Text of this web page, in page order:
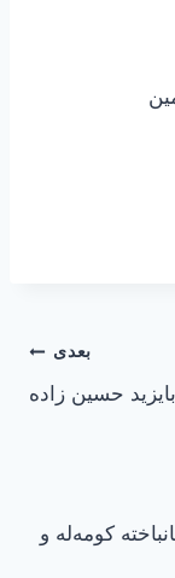
بعدی
بایزید حسین زاده
کومه‌له و